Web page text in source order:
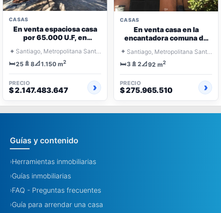
CASAS
En venta espaciosa casa
por 65.000 U.F, en
⌖ Santiago, Metropolitana Santiago
🛏️25 🚿 8📐1.150 m2
PRECIO
$ 2.147.483.647
CASAS
En venta casa en la
encantadora comuna de
⌖ Santiago, Metropolitana Santiago
🛏️3 🚿 2📐92 m2
PRECIO
$ 275.965.510
Guías y contenido
›Herramientas inmobiliarias
›Guías inmobiliarias
›FAQ - Preguntas frecuentes
›Guía para arrendar una casa